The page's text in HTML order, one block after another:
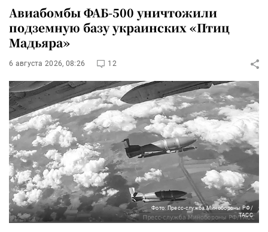
Авиабомбы ФАБ-500 уничтожили
подземную базу украинских «Птиц
Мадьяра»
6 августа 2026, 08:26 12
Фото: Пресс-служба Минобороны РФ/
ТАСС